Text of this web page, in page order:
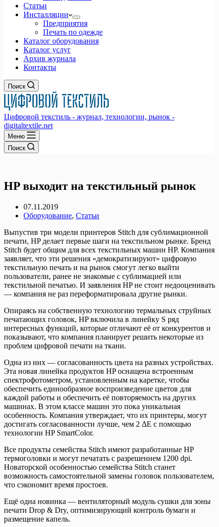
Статьи
Инсталляции
Предприятия
Печать по одежде
Каталог оборудования
Каталог услуг
Архив журнала
Контакты
Поиск
Цифровой текстиль - журнал, технологии, рынок -
digitaltextile.net
Меню
Поиск
HP выходит на текстильный рынок
07.11.2019
Оборудование, Статьи
Выпустив три модели принтеров Stitch для сублимационной
печати, HP делает первые шаги на текстильном рынке. Бренд
Stitch будет общим для всех текстильных машин HP. Компания
заявляет, что эти решения «демократизируют» цифровую
текстильную печать и на рынок смогут легко выйти
пользователи, ранее не знакомые с сублимацией или
текстильной печатью. И заявления HP не стоит недооценивать
— компания не раз переформатировала другие рынки.
Опираясь на собственную технологию термальных струйных
печатающих головок, HP включила в линейку S ряд
интересных функций, которые отличают её от конкурентов и
показывают, что компания планирует решить некоторые из
проблем цифровой печати на ткани.
Одна из них — согласованность цвета на разных устройствах.
Эта новая линейка продуктов HP оснащена встроенным
спектрофотометром, установленным на каретке, чтобы
обеспечить единообразное воспроизведение цветов для
каждой работы и обеспечить её повторяемость на других
машинах. В этом классе машин это пока уникальная
особенность. Компания утверждает, что их принтеры, могут
достигать согласованности лучше, чем 2 ΔE с помощью
технологии HP SmartColor.
Все продукты семейства Stitch имеют разработанные HP
термоголовки и могут печатать с разрешением 1200 dpi.
Новаторской особенностью семейства Stitch станeт
возможность самостоятельной замены головок пользователем,
что сэкономит время простоев.
Ещё одна новинка — вентиляторный модуль сушки для зоны
печати Drop & Dry, оптимизирующий контроль бумаги и
размещение капель.